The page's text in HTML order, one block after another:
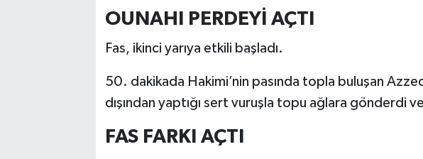
OUNAHI PERDEYİ AÇTI
Fas, ikinci yarıya etkili başladı.
50. dakikada Hakimi’nin pasında topla buluşan
dışından yaptığı sert vuruşla topu ağlara gönderdi
FAS FARKI AÇTI